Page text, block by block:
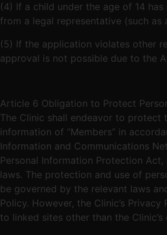
(4) If a child under the age of 14
from a legal representative (such as
(5) If the application violates other
approval is not possible due to the
Article 6 Obligation to Protect
The Clinic shall endeavor to protect
information of “Members” in
Information and Communications
Personal Information Protection
laws. The protection and use of
be governed by the relevant laws
Policy. However, the Clinic’s
to linked sites other than the